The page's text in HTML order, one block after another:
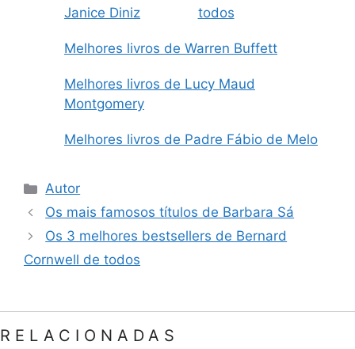
todos
Janice Diniz
Melhores livros de Warren Buffett
Melhores livros de Lucy Maud
Montgomery
Melhores livros de Padre Fábio de Melo
Categorias
Autor
Os mais famosos títulos de Barbara Sá
Os 3 melhores bestsellers de Bernard
Cornwell de todos
RELACIONADAS